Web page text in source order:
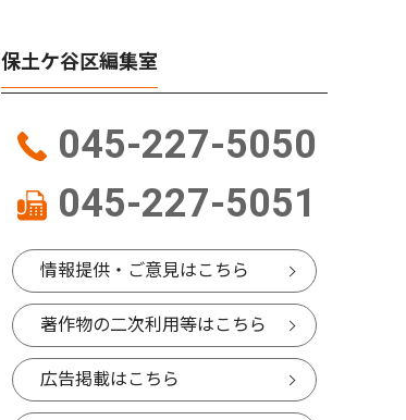
保土ケ谷区編集室
045-227-5050
045-227-5051
情報提供・ご意見はこちら
著作物の二次利用等はこちら
広告掲載はこちら